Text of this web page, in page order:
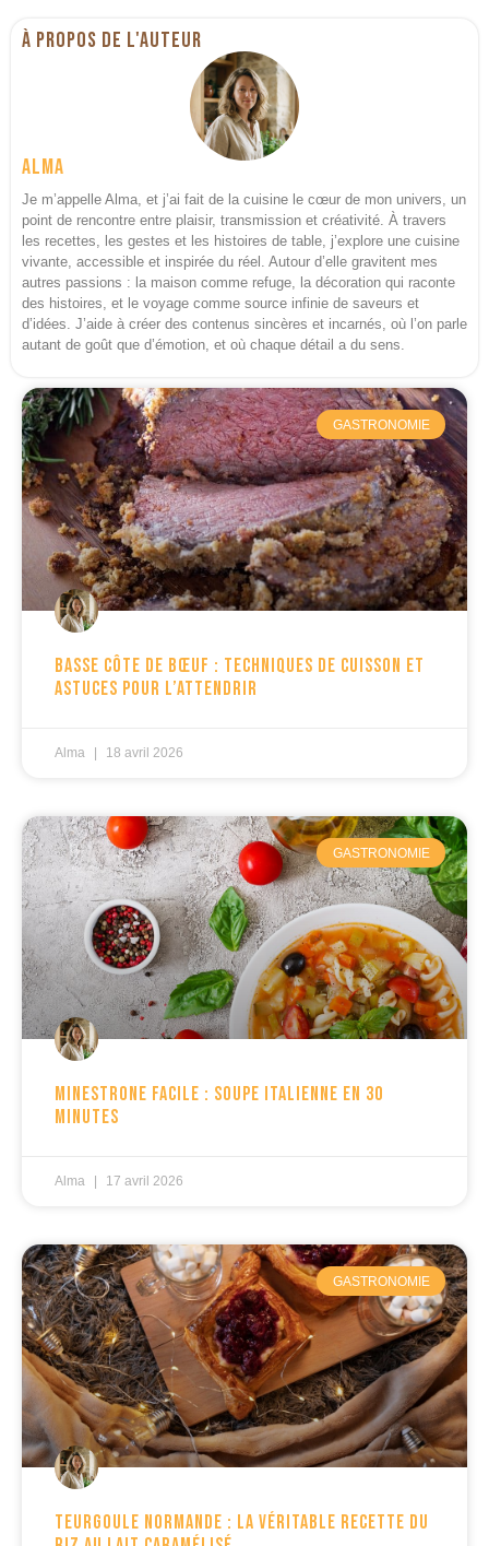
À propos de l'auteur
Alma
Je m’appelle Alma, et j’ai fait de la cuisine le cœur de mon univers, un
point de rencontre entre plaisir, transmission et créativité. À travers
les recettes, les gestes et les histoires de table, j’explore une cuisine
vivante, accessible et inspirée du réel. Autour d’elle gravitent mes
autres passions : la maison comme refuge, la décoration qui raconte
des histoires, et le voyage comme source infinie de saveurs et
d’idées. J’aide à créer des contenus sincères et incarnés, où l’on parle
autant de goût que d’émotion, et où chaque détail a du sens.
GASTRONOMIE
Basse côte de bœuf : techniques de cuisson et
astuces pour l’attendrir
Alma 18 avril 2026
GASTRONOMIE
Minestrone facile : soupe italienne en 30
minutes
Alma 17 avril 2026
GASTRONOMIE
Teurgoule normande : la véritable recette du